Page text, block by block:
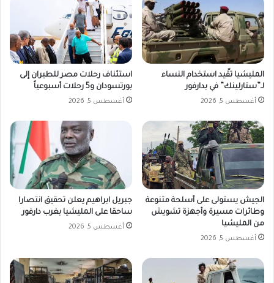
المليشيا تقّيد استخدام النساء
لـ”ستارلينك” في بدارفور
أغسطس 5, 2026
استئناف رحلات مصر للطيران إلى
بورتسودان و5 رحلات أسبوعياً
أغسطس 5, 2026
الجيش يستولى على أسلحة متنوعة
وطائرات مسيرة وأجهزة تشويش
من المليشيا
أغسطس 5, 2026
جبريل ابراهيم يعلن تحقيق انتصارا
ساحقا على المليشيا بغرب دارفور
أغسطس 5, 2026